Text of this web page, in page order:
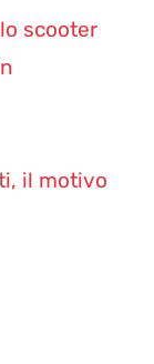
scooter
il motivo